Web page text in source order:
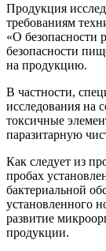
Продукция
требованиям
«О
безопасности
на продукцию.
В частности,
исследования на
токсичные
паразитарную
Как следует из
пробах
бактериальной
установленного
развитие
продукции.